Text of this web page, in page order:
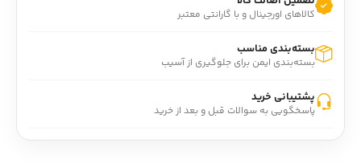
کالاهای اورجینال و با گارانتی معتبر
بسته‌بندی مناسب
بسته‌بندی ایمن برای جلوگیری از آسیب
پشتیبانی خرید
پاسخگویی به سوالات قبل و بعد از خرید